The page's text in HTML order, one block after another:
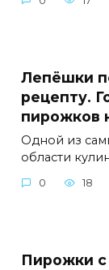
Лепёшки
рецепту.
пирожков
Одной из
области
0 18
Пирожки с